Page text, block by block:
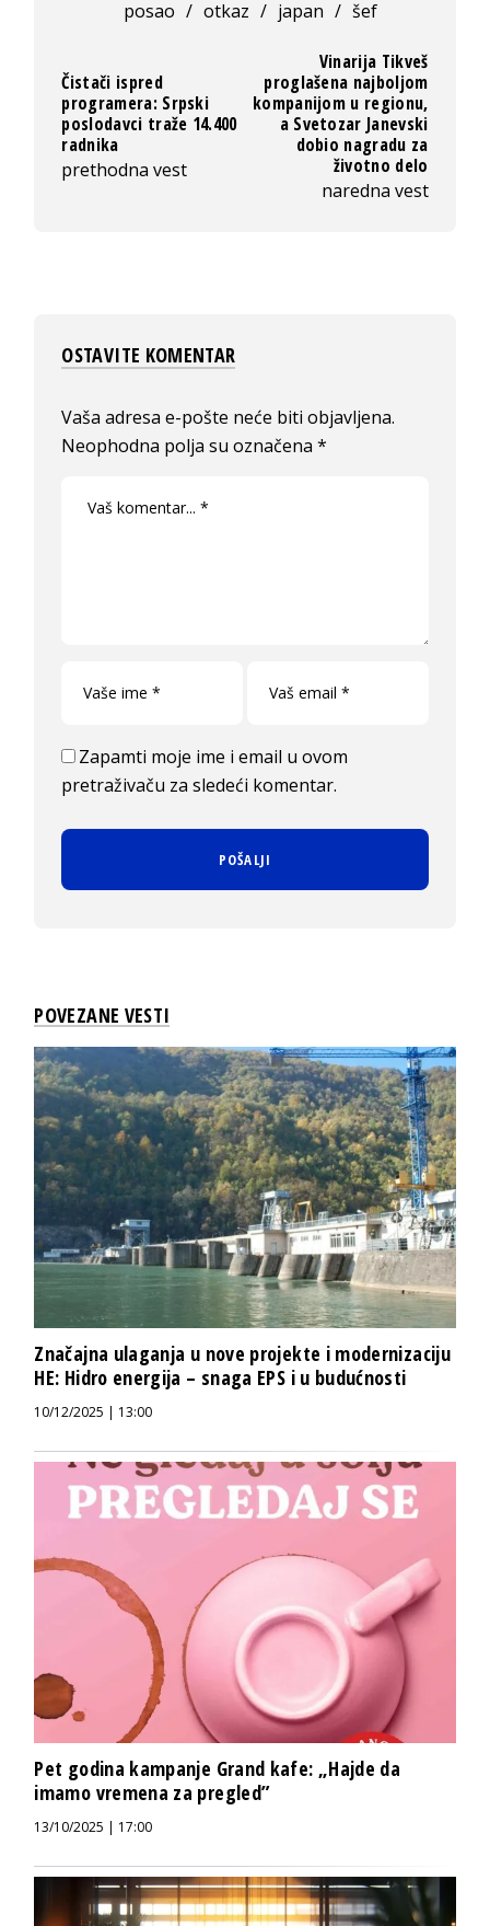
posao / otkaz / japan / šef
Čistači ispred
programera: Srpski
poslodavci traže 14.400
radnika
prethodna vest
Vinarija Tikveš
proglašena najboljom
kompanijom u regionu,
a Svetozar Janevski
dobio nagradu za
životno delo
naredna vest
OSTAVITE KOMENTAR
Vaša adresa e-pošte neće biti objavljena.
Neophodna polja su označena*
Zapamti moje ime i email u ovom
pretraživaču za sledeći komentar.
POVEZANE VESTI
Značajna ulaganja u nove projekte i modernizaciju
HE: Hidro energija – snaga EPS i u budućnosti
10/12/2025 | 13:00
Pet godina kampanje Grand kafe: „Hajde da
imamo vremena za pregled”
13/10/2025 | 17:00